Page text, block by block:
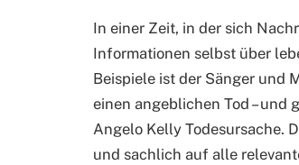
In einer Zeit, in der sich
Informationen selbst über
Beispiele ist der Sänger und
einen angeblichen Tod –
Angelo Kelly Todesursache.
und sachlich auf alle